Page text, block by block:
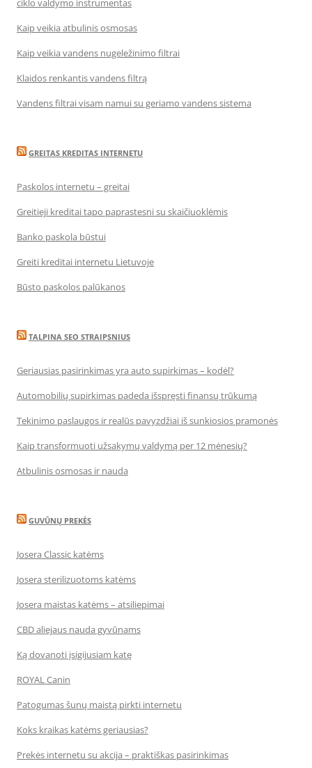
ciklo valdymo instrumentas
Kaip veikia atbulinis osmosas
Kaip veikia vandens nugeležinimo filtrai
Klaidos renkantis vandens filtrą
Vandens filtrai visam namui su geriamo vandens sistema
GREITAS KREDITAS INTERNETU
Paskolos internetu – greitai
Greitieji kreditai tapo paprastesni su skaičiuoklėmis
Banko paskola būstui
Greiti kreditai internetu Lietuvoje
Būsto paskolos palūkanos
TALPINA SEO STRAIPSNIUS
Geriausias pasirinkimas yra auto supirkimas – kodėl?
Automobilių supirkimas padeda išspręsti finansų trūkumą
Tekinimo paslaugos ir realūs pavyzdžiai iš sunkiosios pramonės
Kaip transformuoti užsakymų valdymą per 12 mėnesių?
Atbulinis osmosas ir nauda
GUVŪNŲ PREKĖS
Josera Classic katėms
Josera sterilizuotoms katėms
Josera maistas katėms – atsiliepimai
CBD aliejaus nauda gyvūnams
Ką dovanoti įsigijusiam katę
ROYAL Canin
Patogumas šunų maistą pirkti internetu
Koks kraikas katėms geriausias?
Prekės internetu su akcija – praktiškas pasirinkimas